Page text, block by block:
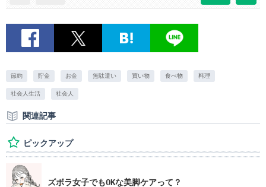
節約 貯金 お金 無駄遣い 買い物 食べ物 料理
社会人生活 社会人
関連記事
ピックアップ
ズボラ女子でもOKな美脚ケアって？